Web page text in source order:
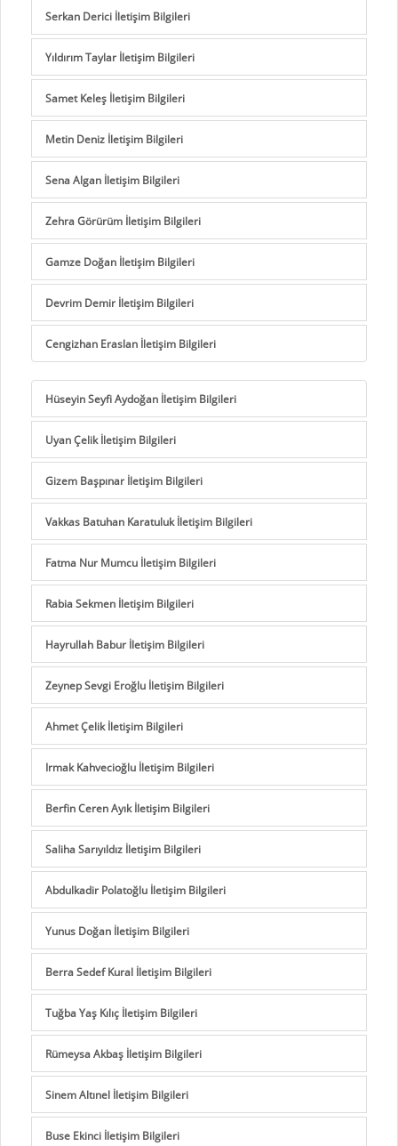
Serkan Derici İletişim Bilgileri
Yıldırım Taylar İletişim Bilgileri
Samet Keleş İletişim Bilgileri
Metin Deniz İletişim Bilgileri
Sena Algan İletişim Bilgileri
Zehra Görürüm İletişim Bilgileri
Gamze Doğan İletişim Bilgileri
Devrim Demir İletişim Bilgileri
Cengizhan Eraslan İletişim Bilgileri
Hüseyin Seyfi Aydoğan İletişim Bilgileri
Uyan Çelik İletişim Bilgileri
Gizem Başpınar İletişim Bilgileri
Vakkas Batuhan Karatuluk İletişim Bilgileri
Fatma Nur Mumcu İletişim Bilgileri
Rabia Sekmen İletişim Bilgileri
Hayrullah Babur İletişim Bilgileri
Zeynep Sevgi Eroğlu İletişim Bilgileri
Ahmet Çelik İletişim Bilgileri
Irmak Kahvecioğlu İletişim Bilgileri
Berfin Ceren Ayık İletişim Bilgileri
Saliha Sarıyıldız İletişim Bilgileri
Abdulkadir Polatoğlu İletişim Bilgileri
Yunus Doğan İletişim Bilgileri
Berra Sedef Kural İletişim Bilgileri
Tuğba Yaş Kılıç İletişim Bilgileri
Rümeysa Akbaş İletişim Bilgileri
Sinem Altınel İletişim Bilgileri
Buse Ekinci İletişim Bilgileri